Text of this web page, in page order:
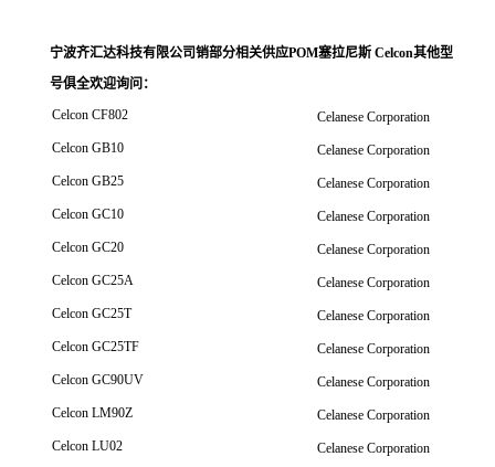
宁波齐汇达科技有限公司销部分相关供应POM塞拉尼斯 Celcon其他型
号俱全欢迎询问 ：
Celcon CF802
Celanese Corporation
Celcon GB10
Celanese Corporation
Celcon GB25
Celanese Corporation
Celcon GC10
Celanese Corporation
Celcon GC20
Celanese Corporation
Celcon GC25A
Celanese Corporation
Celcon GC25T
Celanese Corporation
Celcon GC25TF
Celanese Corporation
Celcon GC90UV
Celanese Corporation
Celcon LM90Z
Celanese Corporation
Celcon LU02
Celanese Corporation